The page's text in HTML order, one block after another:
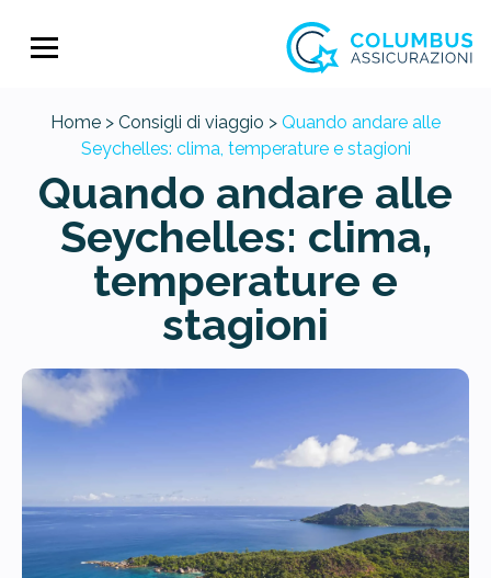
Home > Consigli di viaggio > Quando andare alle
Seychelles: clima, temperature e stagioni
Quando andare alle
Seychelles: clima,
temperature e
stagioni